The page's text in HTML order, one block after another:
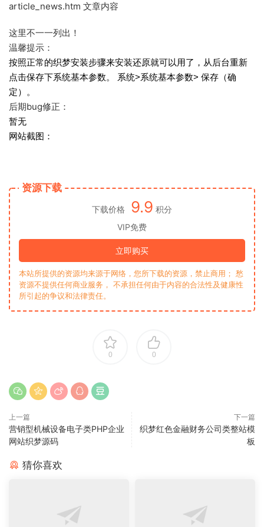
article_news.htm 文章内容
这里不一一列出！
温馨提示：
按照正常的织梦安装步骤来安装还原就可以用了，从后台重新
点击保存下系统基本参数。 系统>系统基本参数> 保存（确
定）。
后期bug修正：
暂无
网站截图：
资源下载
下载价格 9.9 积分
VIP免费
立即购买
本站所提供的资源均来源于网络，您所下载的资源，禁止商用； 愁
资源不提供任何商业服务， 不承担任何由于内容的合法性及健康性
所引起的争议和法律责任。
0 0
上一篇
营销型机械设备电子类PHP企业
网站织梦源码
下一篇
织梦红色金融财务公司类整站模
板
猜你喜欢